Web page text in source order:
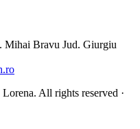
Mihai Bravu Jud. Giurgiu
All rights reserved ·